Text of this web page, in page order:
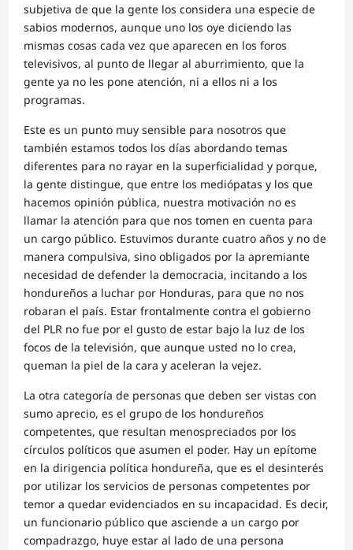
subjetiva de que la gente los considera una especie de
sabios modernos, aunque uno los oye diciendo las
mismas cosas cada vez que aparecen en los foros
televisivos, al punto de llegar al aburrimiento, que la
gente ya no les pone atención, ni a ellos ni a los
programas.
Este es un punto muy sensible para nosotros que
también estamos todos los días abordando temas
diferentes para no rayar en la superficialidad y porque,
la gente distingue, que entre los mediópatas y los que
hacemos opinión pública, nuestra motivación no es
llamar la atención para que nos tomen en cuenta para
un cargo público. Estuvimos durante cuatro años y no de
manera compulsiva, sino obligados por la apremiante
necesidad de defender la democracia, incitando a los
hondureños a luchar por Honduras, para que no nos
robaran el país. Estar frontalmente contra el gobierno
del PLR no fue por el gusto de estar bajo la luz de los
focos de la televisión, que aunque usted no lo crea,
queman la piel de la cara y aceleran la vejez.
La otra categoría de personas que deben ser vistas con
sumo aprecio, es el grupo de los hondureños
competentes, que resultan menospreciados por los
círculos políticos que asumen el poder. Hay un epítome
en la dirigencia política hondureña, que es el desinterés
por utilizar los servicios de personas competentes por
temor a quedar evidenciados en su incapacidad. Es decir,
un funcionario público que asciende a un cargo por
compadrazgo, huye estar al lado de una persona